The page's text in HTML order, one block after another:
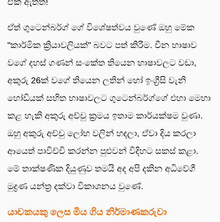
ඒක ඇත්ත!
ඒත් ගුටෙන්බර්ග් ගේ විශේෂත්වය වුණේ ඔහු මේක
"කාර්මික ක්‍රියාවලියක්" බවට පත් කිරීම. චීන භාෂාව
වගේ දහස් ගණන් සංකේත තියෙන භාෂාවලට වඩා,
අකුරු 26ක් වගේ තියෙන ලතින් හෝ ඉංග්‍රීසි වැනි
හෝඩියක් සහිත භාෂාවලට ගුටෙන්බර්ග්ගේ එහා මෙහා
කළ හැකි අකුරු අච්චු ක්‍රමය ඉතාම කාර්යක්ෂම වුණා.
ඔහු අකුරු අච්චු ලෝහ වලින් හදලා, ඒවා දිය කරලා
ආයෙත් පාවිච්චි කරන්න පුළුවන් විදිහට සකස් කළා.
මේ තාක්ෂණික දියුණුව තමයි අද අපි දකින අධිවේගී
මුද්‍රණ යන්ත්‍ර දක්වා විකාශනය වුණේ.
යාචකයකු ලෙස මිය ගිය නිර්මාණකරුවා